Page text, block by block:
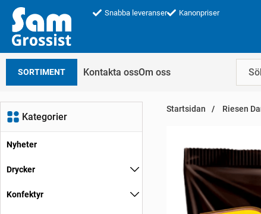
Snabba leveranser Kanonpriser
SORTIMENT Kontakta ossOm oss
Kategorier
Nyheter
Drycker
Konfektyr
Startsidan Riesen